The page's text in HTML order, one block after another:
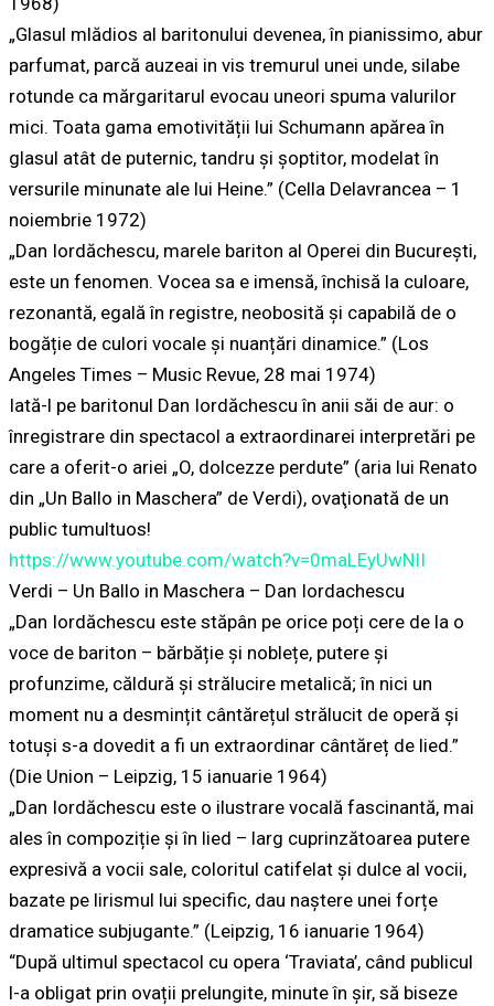
„Glasul mlădios al baritonului devenea, în pianissimo, abur
parfumat, parcă auzeai in vis tremurul unei unde, silabe
rotunde ca mărgaritarul evocau uneori spuma valurilor
mici. Toata gama emotivității lui Schumann apărea în
glasul atât de puternic, tandru și șoptitor, modelat în
versurile minunate ale lui Heine.” (Cella Delavrancea – 1
noiembrie 1972)
„Dan Iordăchescu, marele bariton al Operei din București,
este un fenomen. Vocea sa e imensă, închisă la culoare,
rezonantă, egală în registre, neobosită și capabilă de o
bogăție de culori vocale și nuanțări dinamice.” (Los
Angeles Times – Music Revue, 28 mai 1974)
Iată-l pe baritonul Dan Iordăchescu în anii săi de aur: o
înregistrare din spectacol a extraordinarei interpretări pe
care a oferit-o ariei „O, dolcezze perdute” (aria lui Renato
din „Un Ballo in Maschera” de Verdi), ovaţionată de un
public tumultuos!
https://www.youtube.com/watch?v=0maLEyUwNII
Verdi – Un Ballo in Maschera – Dan Iordachescu
„Dan Iordăchescu este stăpân pe orice poți cere de la o
voce de bariton – bărbăție și noblețe, putere și
profunzime, căldură și strălucire metalică; în nici un
moment nu a desmințit cântărețul strălucit de operă și
totuși s-a dovedit a fi un extraordinar cântăreț de lied.”
(Die Union – Leipzig, 15 ianuarie 1964)
„Dan Iordăchescu este o ilustrare vocală fascinantă, mai
ales în compoziție și în lied – larg cuprinzătoarea putere
expresivă a vocii sale, coloritul catifelat și dulce al vocii,
bazate pe lirismul lui specific, dau naștere unei forțe
dramatice subjugante.” (Leipzig, 16 ianuarie 1964)
“După ultimul spectacol cu opera ‘Traviata’, când publicul
l-a obligat prin ovații prelungite, minute în șir, să biseze